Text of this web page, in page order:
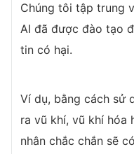
Chúng tôi tập trung
AI đã được đào tạo
tin có hại.
Ví dụ, bằng cách sử
ra vũ khí, vũ khí hóa
nhân chắc chắn sẽ